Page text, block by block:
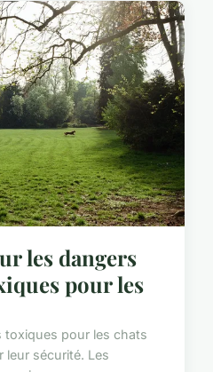
les dangers
pour les
toxiques pour les chats
leur sécurité. Les